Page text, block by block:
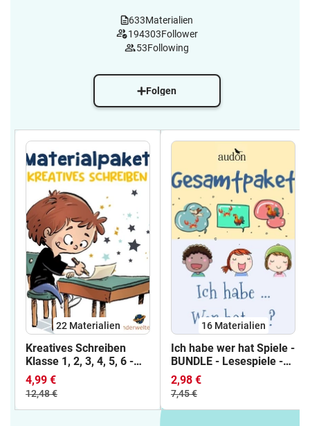
633Materialien
194303Follower
53Following
Folgen
22 Materialien
Kreatives Schreiben
Klasse 1, 2, 3, 4, 5, 6 -
Wachsendes
Materialpaket -
Bildimpulse kreatives
Schreiben -
4,99 €
12,48 €
16 Materialien
Ich habe wer hat Spiele -
BUNDLE - Lesespiele -
16 Bildlesespiele -
Leseverstehen -
Leseverständnis -
Hörverstehen
2,98 €
7,45 €